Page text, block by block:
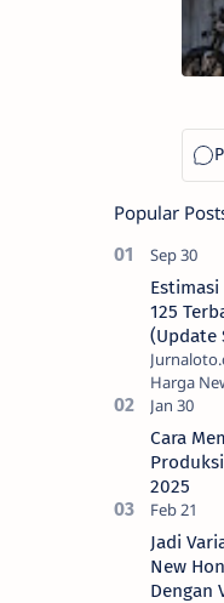
Popular
125
(Update
Harga
OTR
2024)
Motor
Cara
2025
Jadi
New
Dengan